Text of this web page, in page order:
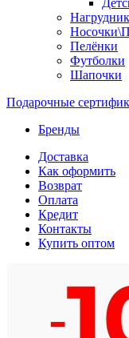
Пелёнки
Футболки
Шапочки
Подарочные
Бренды
Доставка
Как оформить
Возврат
Оплата
Кредит
Контакты
Купить оптом